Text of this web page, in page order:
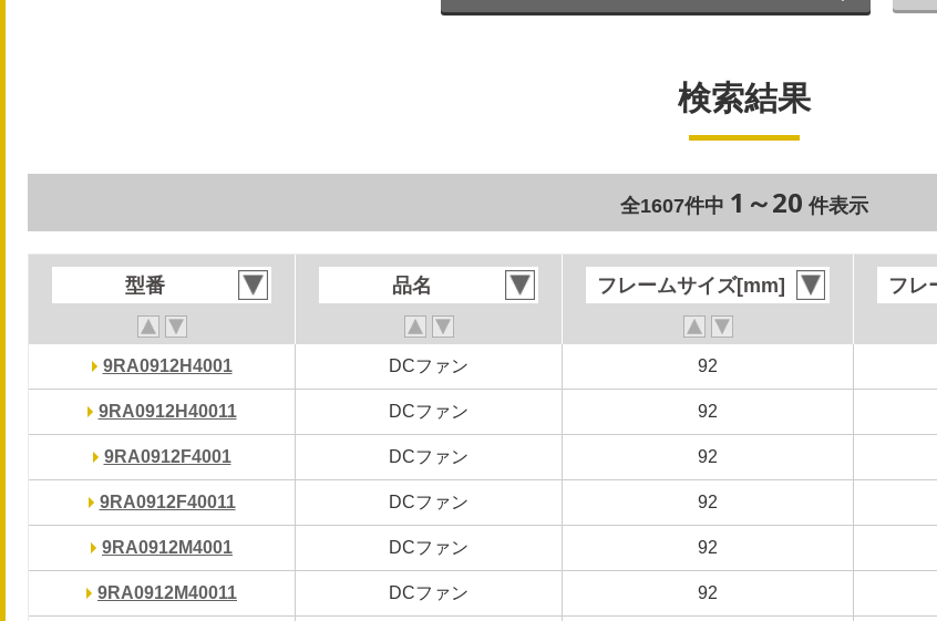
検索結果
全1607件中 1～20 件表示
型番 品名 フレームサイズ[mm] フレ
9RA0912H4001 DCファン 92
9RA0912H40011 DCファン 92
9RA0912F4001 DCファン 92
9RA0912F40011 DCファン 92
9RA0912M4001 DCファン 92
9RA0912M40011 DCファン 92
型番 品名 フレームサイズ[mm] フレ
9RA0912H4001 DCファン 92
9RA0912H40011 DCファン 92
9RA0912F4001 DCファン 92
9RA0912F40011 DCファン 92
9RA0912M4001 DCファン 92
9RA0912M40011 DCファン 92